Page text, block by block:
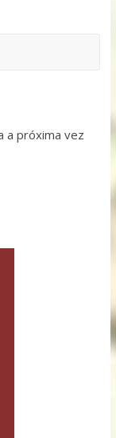
a próxima vez